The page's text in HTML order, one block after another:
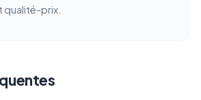
qualité-prix.